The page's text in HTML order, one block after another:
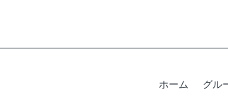
ホーム グル